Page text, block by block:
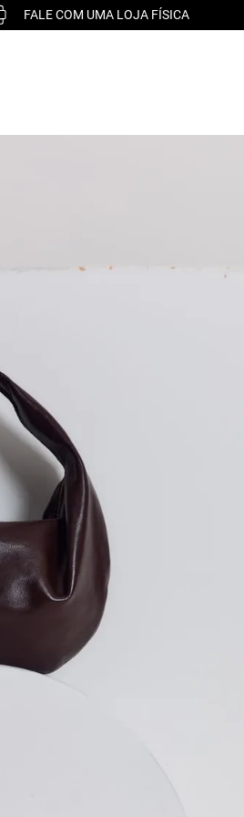
FALE COM UMA LOJA FÍSICA